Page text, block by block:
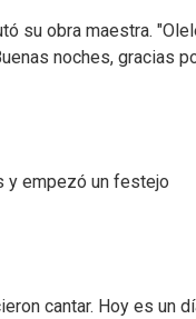
su obra maestra.
noches, gracias
y empezó un festejo
cantar. Hoy es un